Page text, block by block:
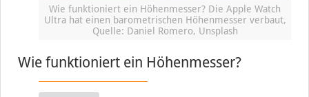
Wie funktioniert ein Höhenmesser? Die Apple Watch
Ultra hat einen barometrischen Höhenmesser verbaut,
Quelle: Daniel Romero, Unsplash
Wie funktioniert ein Höhenmesser?